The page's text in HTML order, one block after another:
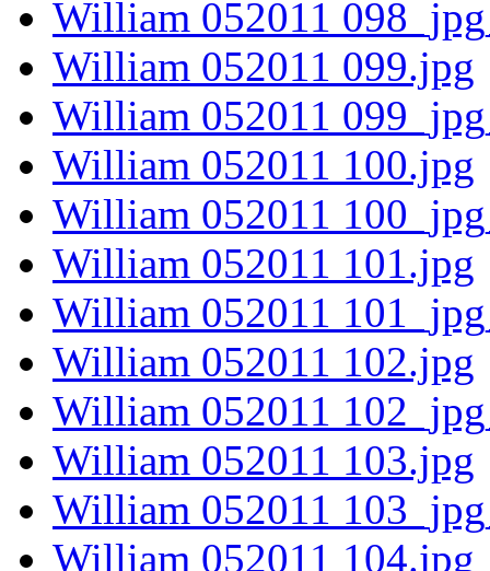
William 052011
William 052011 099.jpg
William 052011
William 052011 100.jpg
William 052011
William 052011 101.jpg
William 052011
William 052011 102.jpg
William 052011
William 052011 103.jpg
William 052011
William 052011 104.jpg